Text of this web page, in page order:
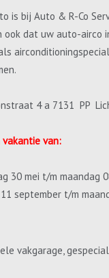
is bij Auto & R-Co
ook dat uw auto-airco
4 a 7131 PP
vakantie van:
30 mei t/m maandag
september t/m
vakgarage,